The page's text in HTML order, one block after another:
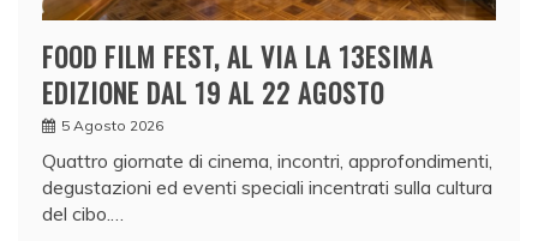
FOOD FILM FEST, AL VIA LA 13ESIMA
EDIZIONE DAL 19 AL 22 AGOSTO
5 Agosto 2026
Quattro giornate di cinema, incontri, approfondimenti,
degustazioni ed eventi speciali incentrati sulla cultura
del cibo.…